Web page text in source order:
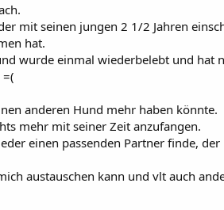
mit seinen jungen 2 1/2 Jahren
hat.
wurde einmal wiederbelebt und
anderen Hund mehr haben könnte.
mehr mit seiner Zeit anzufangen.
einen passenden Partner finde,
austauschen kann und vlt auch